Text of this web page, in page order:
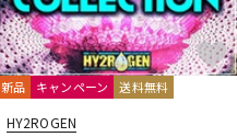
その他楽器
エフェクター
新品 キャンペーン 送料無料
HY2ROGEN